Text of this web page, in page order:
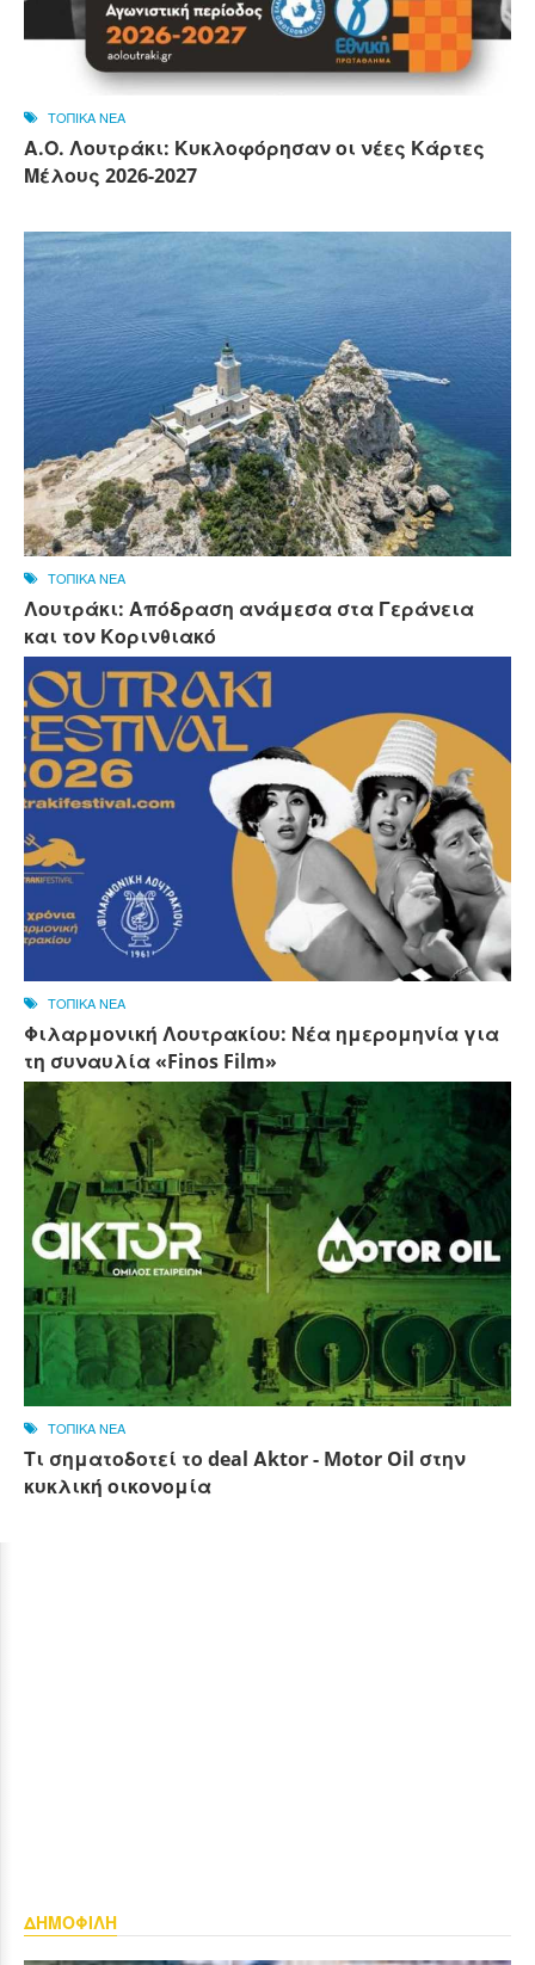
ΤΟΠΙΚΑ ΝΕΑ
Α.Ο. Λουτράκι: Κυκλοφόρησαν οι νέες Κάρτες
Μέλους 2026-2027
ΤΟΠΙΚΑ ΝΕΑ
Λουτράκι: Απόδραση ανάμεσα στα Γεράνεια
και τον Κορινθιακό
ΤΟΠΙΚΑ ΝΕΑ
Φιλαρμονική Λουτρακίου: Νέα ημερομηνία για
τη συναυλία «Finos Film»
ΤΟΠΙΚΑ ΝΕΑ
Τι σηματοδοτεί το deal Αktor - Motor Oil στην
κυκλική οικονομία
ΔΗΜΟΦΙΛΗ